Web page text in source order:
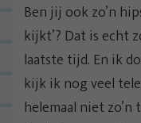
Ben jij ook zo’n
kijkt’? Dat is echt
laatste tijd. En ik
kijk ik nog veel
helemaal niet